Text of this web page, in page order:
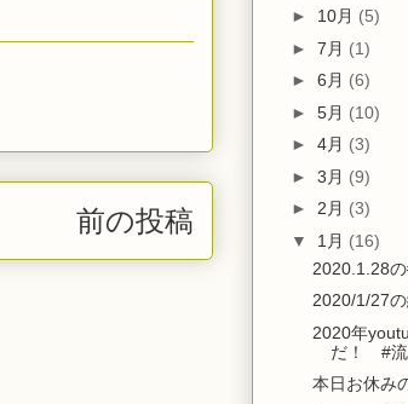
前の投稿
► 10月 (5)
►7月 (1)
►6月 (6)
►5月 (10)
►4月 (3)
►3月 (9)
► 2月 (3)
▼ 1月 (16)
2020.1.28
2020/1/27
2020年
だ！ #
本日お休み